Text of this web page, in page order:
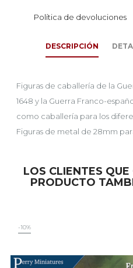
Política de devoluciones
DESCRIPCIÓN
Figuras de caballería de la
1648 y la Guerra Franco-
como caballería para los
Figuras de metal de 28mm
LOS CLIENTES
PRODUCTO
-10%